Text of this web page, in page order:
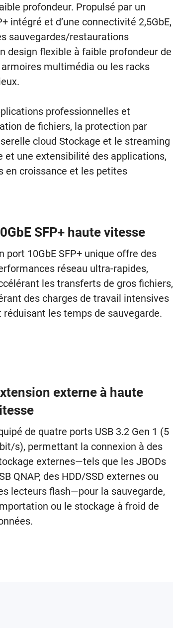
profondeur. Propulsé par un
intégré et d’une connectivité 2,5GbE,
sauvegardes/restaurations
design flexible à faible profondeur de
multimédia ou les racks
professionnelles et
de fichiers, la protection par
cloud Stockage et le streaming
une extensibilité des applications,
en croissance et les petites
SFP+ haute vitesse
port 10GbE SFP+ unique offre des
réseau ultra-rapides,
les transferts de gros fichiers,
des charges de travail intensives
réduisant les temps de sauvegarde.
externe à haute
de quatre ports USB 3.2 Gen 1 (5
s), permettant la connexion à des
externes—tels que les JBODs
QNAP, des HDD/SSD externes ou
lecteurs flash—pour la sauvegarde,
ou le stockage à froid de